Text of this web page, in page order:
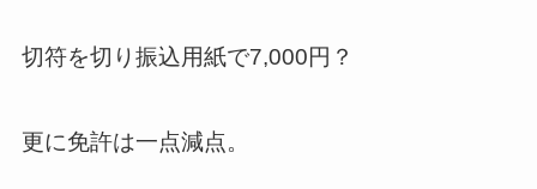
切符を切り振込用紙で7,000円？
更に免許は一点減点。